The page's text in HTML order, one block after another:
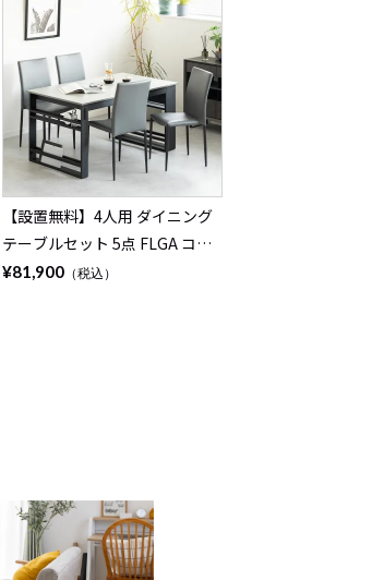
ゃれ 黒 ブラック グレー 日本製
完成品
【設置無料】4人用 ダイニング
テーブルセット 5点 FLGA コン
セント付き メラミン 収納付き
¥81,900 （税込）